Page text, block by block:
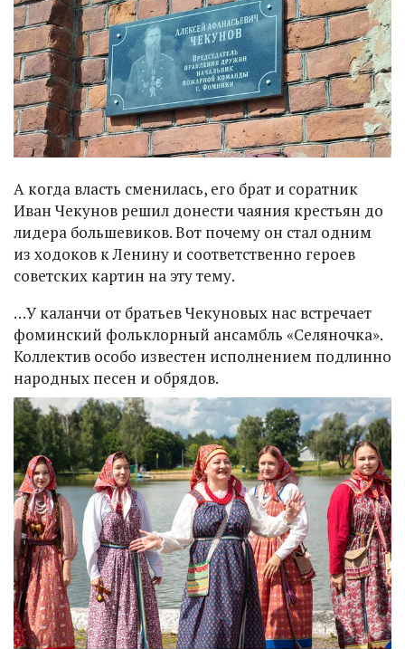
А когда власть сменилась, его брат и соратник
Иван Чекунов решил донести чаяния крестьян до
лидера большевиков. Вот почему он стал одним
из ходоков к Ленину и соответственно героев
советских картин на эту тему.
…У каланчи от братьев Чекуновых нас встречает
фоминский фольклорный ансамбль «Селяночка».
Коллектив особо известен исполнением подлинно
народных песен и обрядов.